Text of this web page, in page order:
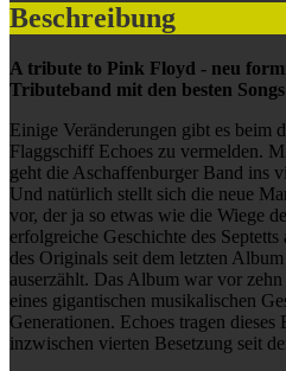
Beschreibung
A tribute to Pink Floyd - neu
Tributeband mit den besten
Einige Veränderungen gibt es beim
Flaggschiff Echoes zu vermelden.
geht die Aschaffenburger Band ins
Und natürlich stellt sich die neue
vor, der ja so etwas wie die Wiege
erfolgreiche Geschichte des
des Originals seit dem letzten
auserzählt. Das Album war vor
eines gigantischen musikalischen
Generationen. Echoes tragen
inzwischen vierten Besetzung seit